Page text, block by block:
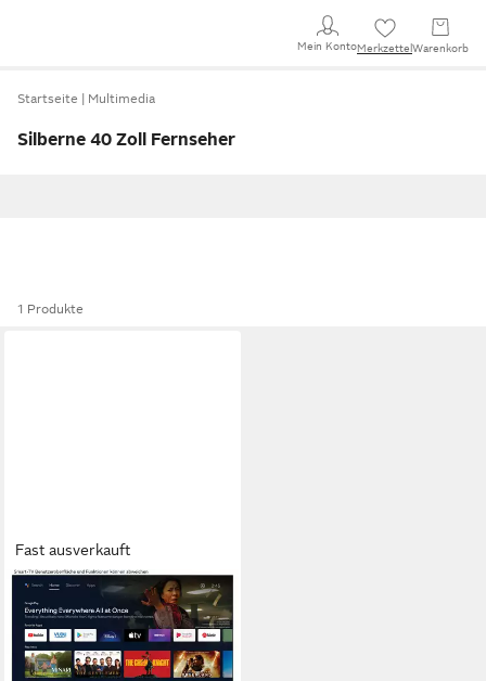
Mein KontoMerkzettel Warenkorb
Startseite Multimedia
Silberne 40 Zoll Fernseher
1 Produkte
Fast ausverkauft
STRONG
SRT 43UD6593 LED-
Fernseher
108 cm/43 Zoll Diagonale